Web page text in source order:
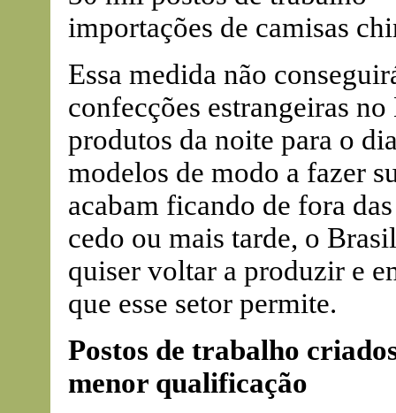
importações de camisas
Essa medida não
confecções estrangeiras
produtos da noite para o
modelos de modo a fazer
acabam ficando de fora
cedo ou mais tarde, o
quiser voltar a produzir e
que esse setor permite.
Postos de trabalho
menor qualificação